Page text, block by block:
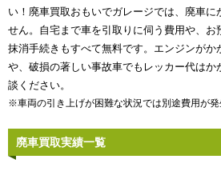
い！廃車買取おもいでガレージでは、廃車に
せん。自宅まで車を引取りに伺う費用や、お
抹消手続きもすべて無料です。エンジンがか
や、破損の著しい事故車でもレッカー代はか
談ください。
※車両の引き上げが困難な状況では別途費用が発
廃車買取実績一覧